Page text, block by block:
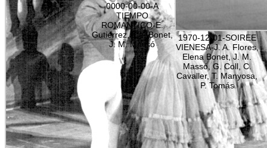
0000-00-00-A
TIEMPO
ROMANTICO-E.
Gutiérrez, Ele. Bonet,
J. M. Massó
1970-12-01-SOIREE
VIENESA-J. A. Flores,
Elena Bonet, J. M.
Massó, G. Coll, C.
Cavaller, T. Manyosa,
P. Tomás